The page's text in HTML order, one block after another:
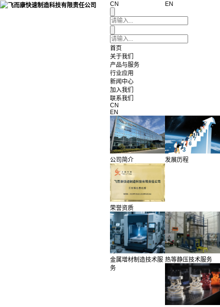
CN EN
首页
关于我们
产品与服务
行业应用
新闻中心
加入我们
联系我们
CN
EN
公司简介 发展历程
荣誉资质
金属增材制造技术服
务
热等静压技术服务